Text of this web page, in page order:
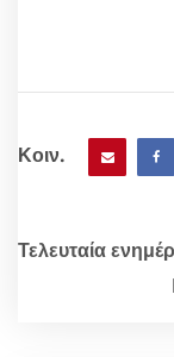
Κοιν.
Τελευταία